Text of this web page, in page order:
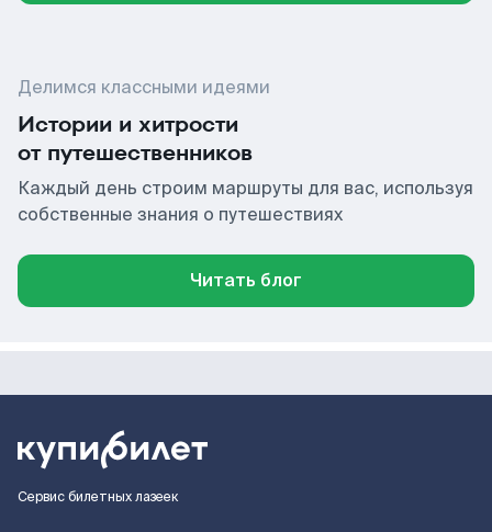
Делимся классными идеями
Истории и хитрости
от путешественников
Каждый день строим маршруты для вас, используя
собственные знания о путешествиях
Читать блог
Сервис билетных лазеек